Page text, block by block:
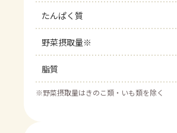
たんぱく質
野菜摂取量※
脂質
※野菜摂取量はきのこ類・いも類を除く